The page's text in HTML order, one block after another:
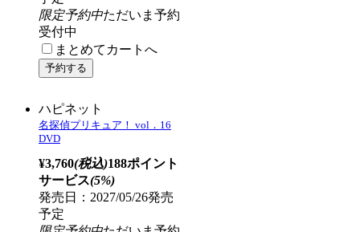
受付中
まとめてカートへ
名探偵プリキュア！ vol．14
DVD
¥3,760
サービス(5%)
発売日：2027/04/28発売
予定
限定予約中
ただいま予約
受付中